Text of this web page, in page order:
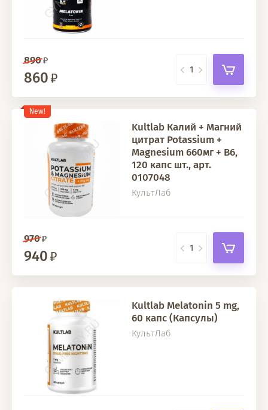
890
860
New!
Kultlab Калий + Магний
цитрат Potassium +
Magnesium 660мг + В6,
120 капс шт., арт.
0107048
КультЛаб
970
940
Kultlab Melatonin 5 mg,
60 капс (Капсулы)
КультЛаб